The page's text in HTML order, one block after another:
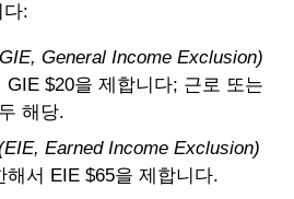
다:
General Income Exclusion)
GIE $20을 제합니다; 근로 또는
해당.
Earned Income Exclusion)
해서 EIE $65을 제합니다.